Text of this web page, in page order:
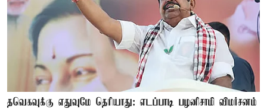
தவெகவுக்கு எதுவுமே தெரியாது: எடப்பாடி பழனிசாமி விமர்சனம்